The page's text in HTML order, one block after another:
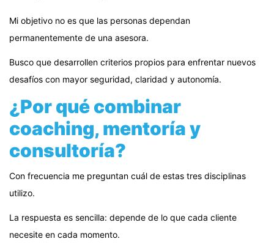
Mi objetivo no es que las personas dependan
permanentemente de una asesora.
Busco que desarrollen criterios propios para enfrentar nuevos
desafíos con mayor seguridad, claridad y autonomía.
¿Por qué combinar
coaching, mentoría y
consultoría?
Con frecuencia me preguntan cuál de estas tres disciplinas
utilizo.
La respuesta es sencilla: depende de lo que cada cliente
necesite en cada momento.